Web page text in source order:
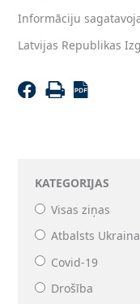
KATEGORIJAS
Visas ziņas
Atbalsts
Covid-19
Drošība
Informāciju
Latvijas Republikas